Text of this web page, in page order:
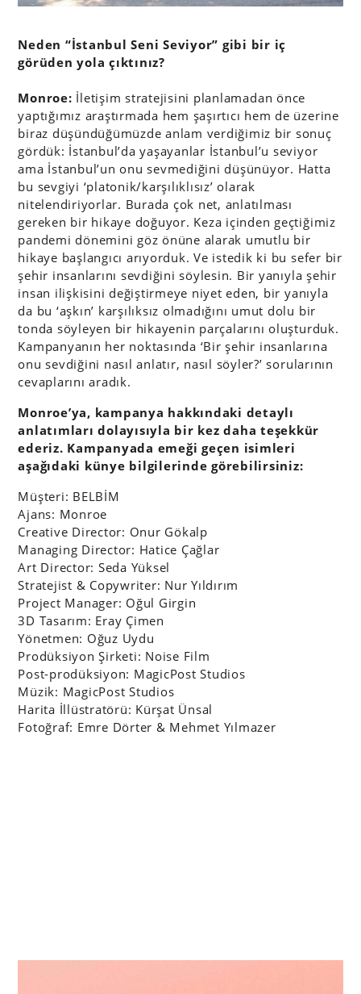
Neden “İstanbul Seni Seviyor” gibi bir iç
görüden yola çıktınız?
Monroe: İletişim stratejisini planlamadan önce
yaptığımız araştırmada hem şaşırtıcı hem de üzerine
biraz düşündüğümüzde anlam verdiğimiz bir sonuç
gördük: İstanbul’da yaşayanlar İstanbul’u seviyor
ama İstanbul’un onu sevmediğini düşünüyor. Hatta
bu sevgiyi ‘platonik/karşılıklısız’ olarak
nitelendiriyorlar. Burada çok net, anlatılması
gereken bir hikaye doğuyor. Keza içinden geçtiğimiz
pandemi dönemini göz önüne alarak umutlu bir
hikaye başlangıcı arıyorduk. Ve istedik ki bu sefer bir
şehir insanlarını sevdiğini söylesin. Bir yanıyla şehir
insan ilişkisini değiştirmeye niyet eden, bir yanıyla
da bu ‘aşkın’ karşılıksız olmadığını umut dolu bir
tonda söyleyen bir hikayenin parçalarını oluşturduk.
Kampanyanın her noktasında ‘Bir şehir insanlarına
onu sevdiğini nasıl anlatır, nasıl söyler?’ sorularının
cevaplarını aradık.
Monroe’ya, kampanya hakkındaki detaylı
anlatımları dolayısıyla bir kez daha teşekkür
ederiz. Kampanyada emeği geçen isimleri
aşağıdaki künye bilgilerinde görebilirsiniz:
Müşteri: BELBİM
Ajans: Monroe
Creative Director: Onur Gökalp
Managing Director: Hatice Çağlar
Art Director: Seda Yüksel
Stratejist & Copywriter: Nur Yıldırım
Project Manager: Oğul Girgin
3D Tasarım: Eray Çimen
Yönetmen: Oğuz Uydu
Prodüksiyon Şirketi: Noise Film
Post-prodüksiyon: MagicPost Studios
Müzik: MagicPost Studios
Harita İllüstratörü: Kürşat Ünsal
Fotoğraf: Emre Dörter & Mehmet Yılmazer